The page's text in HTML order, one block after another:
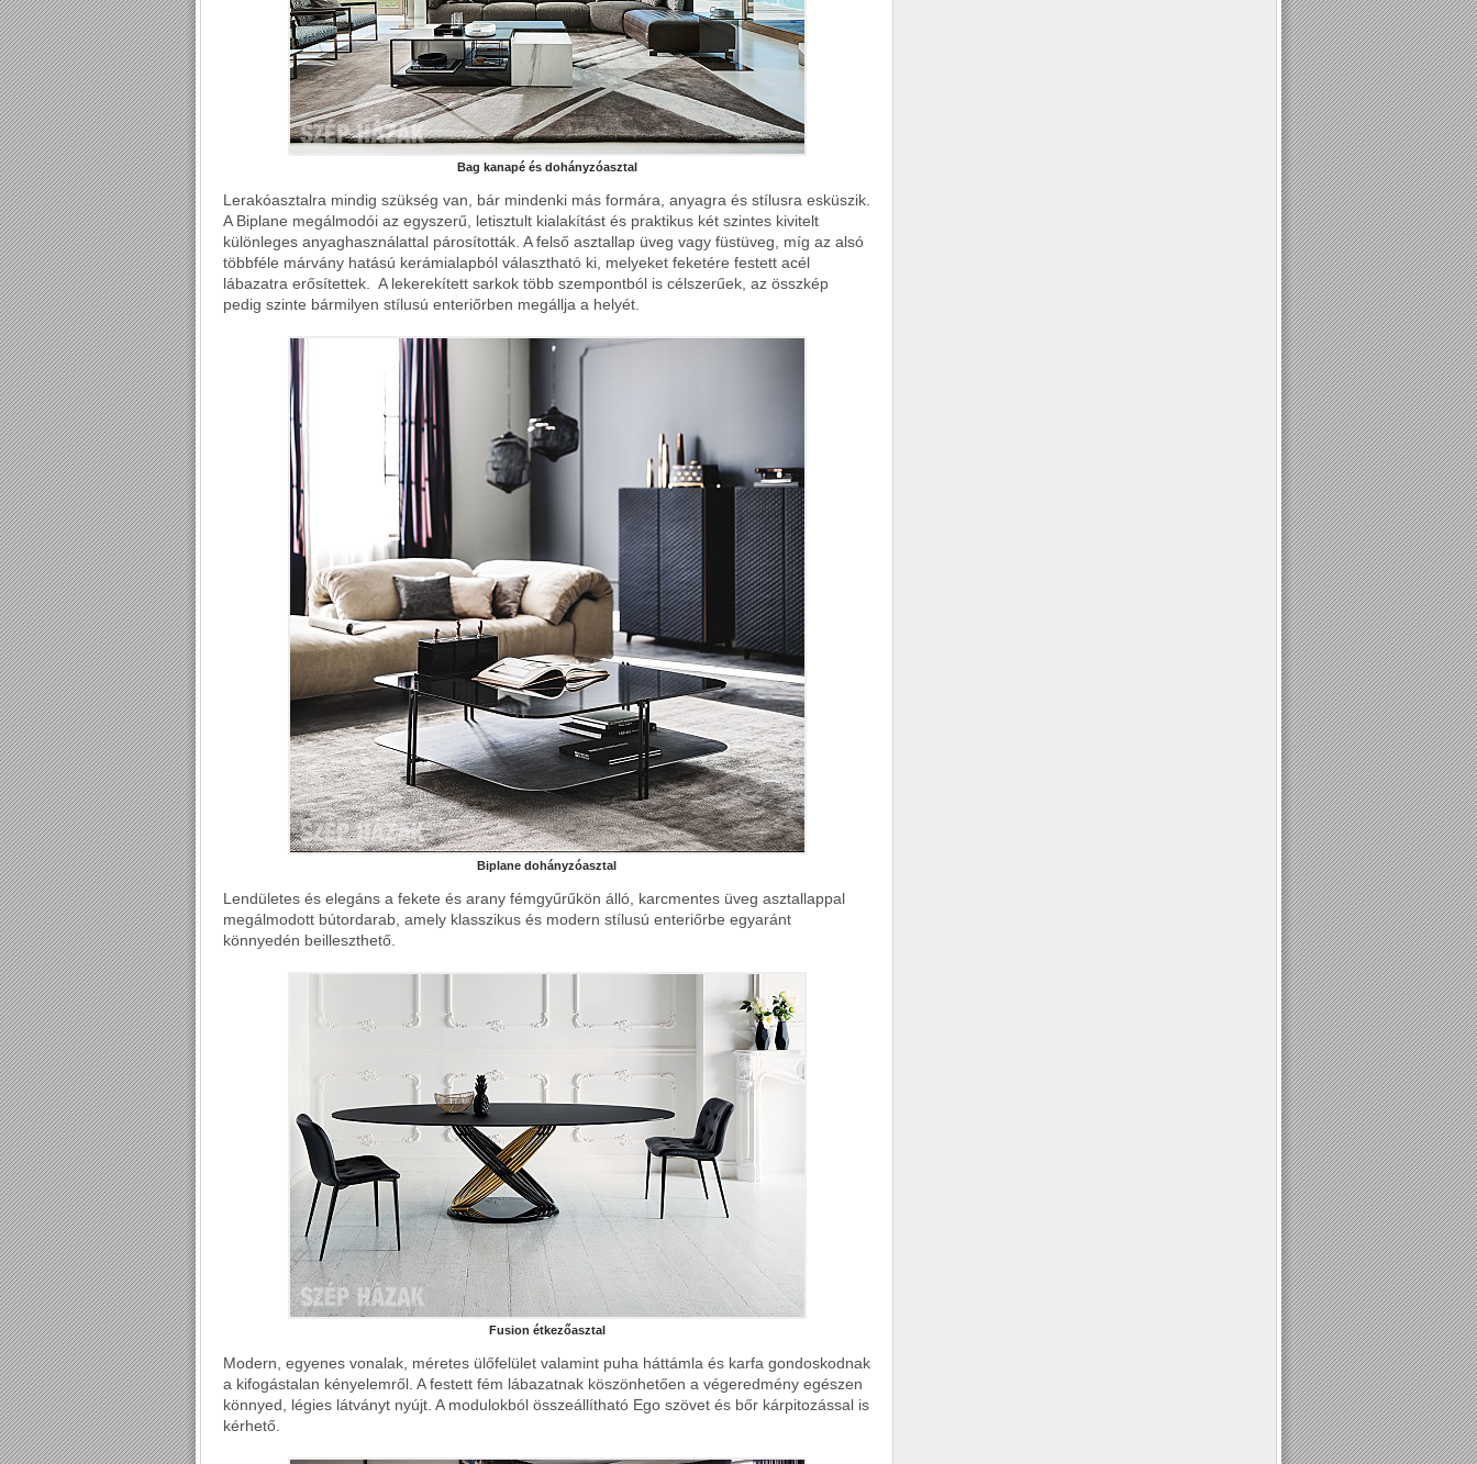
Bag kanapé és dohányzóasztal
Lerakóasztalra mindig szükség van, bár mindenki más formára, anyagra és stílusra esküszik.
A Biplane megálmodói az egyszerű, letisztult kialakítást és praktikus két szintes kivitelt
különleges anyaghasználattal párosították. A felső asztallap üveg vagy füstüveg, míg az alsó
többféle márvány hatású kerámialapból választható ki, melyeket feketére festett acél
lábazatra erősítettek. A lekerekített sarkok több szempontból is célszerűek, az összkép
pedig szinte bármilyen stílusú enteriőrben megállja a helyét.
Biplane dohányzóasztal
Lendületes és elegáns a fekete és arany fémgyűrűkön álló, karcmentes üveg asztallappal
megálmodott bútordarab, amely klasszikus és modern stílusú enteriőrbe egyaránt
könnyedén beilleszthető.
Fusion étkezőasztal
Modern, egyenes vonalak, méretes ülőfelület valamint puha háttámla és karfa gondoskodnak
a kifogástalan kényelemről. A festett fém lábazatnak köszönhetően a végeredmény egészen
könnyed, légies látványt nyújt. A modulokból összeállítható Ego szövet és bőr kárpitozással is
kérhető.